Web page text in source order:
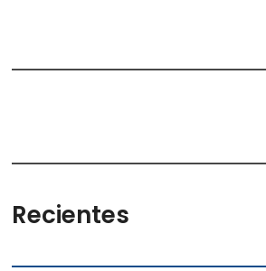
Recientes